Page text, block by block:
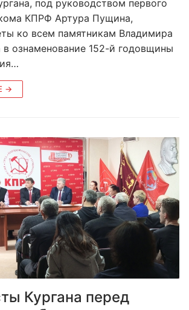
под руководством первого
КПРФ Артура Пущина,
ко всем памятникам Владимира
в ознаменование 152-й годовщины
→
Кургана перед